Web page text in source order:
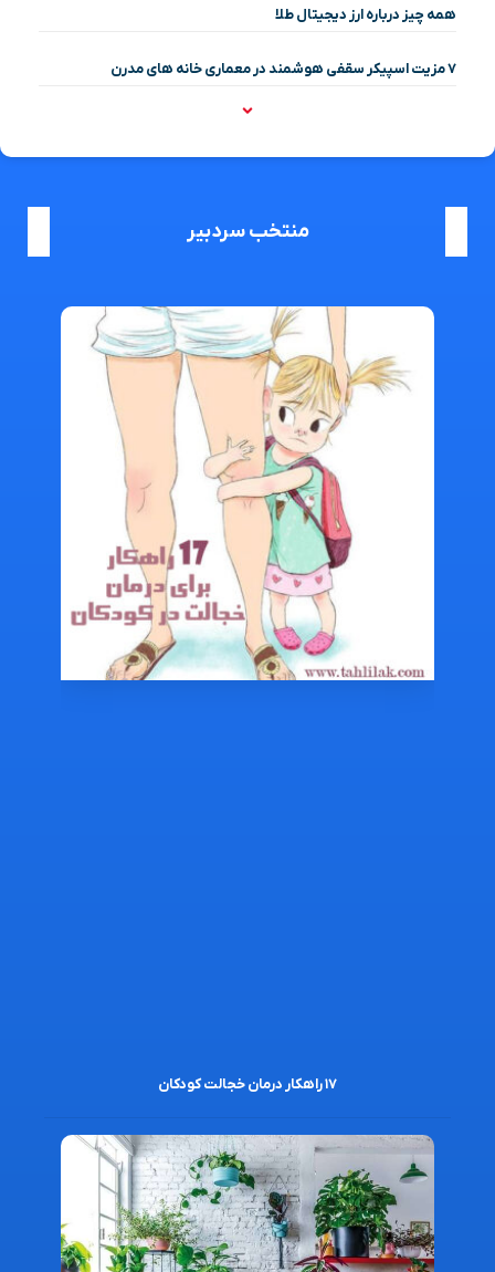
همه چیز درباره ارز دیجیتال طلا
۷ مزیت اسپیکر سقفی هوشمند در معماری خانه‌ های مدرن
منتخب سردبیر
۱۷ راهکار درمان خجالت کودکان